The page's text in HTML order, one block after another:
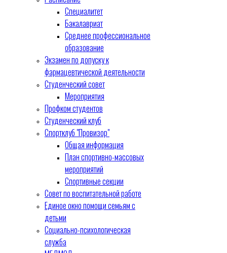
Специалитет
Бакалавриат
Среднее профессиональное
образование
Экзамен по допуску к
фармацевтической деятельности
Студенческий совет
Мероприятия
Профком студентов
Студенческий клуб
Спортклуб "Провизор"
Общая информация
План спортивно-массовых
мероприятий
Спортивные секции
Совет по воспитательной работе
Единое окно помощи семьям с
детьми
Социально-психологическая
служба